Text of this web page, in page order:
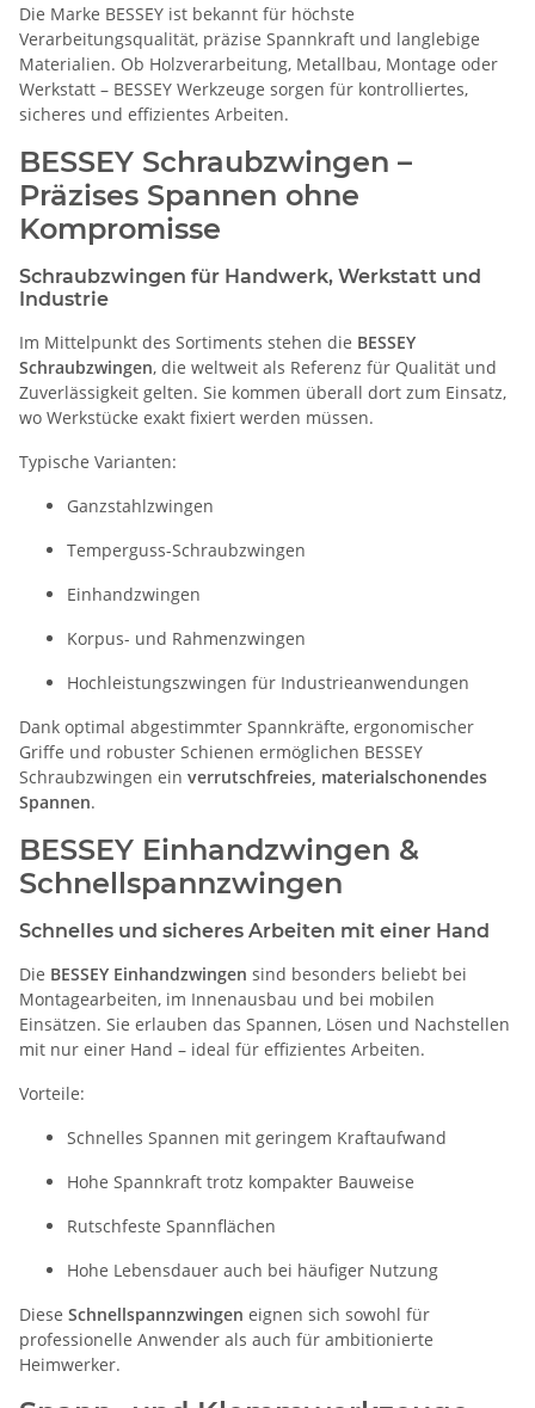
Die Marke BESSEY ist bekannt für höchste
Verarbeitungsqualität, präzise Spannkraft und langlebige
Materialien. Ob Holzverarbeitung, Metallbau, Montage oder
Werkstatt – BESSEY Werkzeuge sorgen für kontrolliertes,
sicheres und effizientes Arbeiten.
BESSEY Schraubzwingen –
Präzises Spannen ohne
Kompromisse
Schraubzwingen für Handwerk, Werkstatt und
Industrie
Im Mittelpunkt des Sortiments stehen die BESSEY
Schraubzwingen, die weltweit als Referenz für Qualität und
Zuverlässigkeit gelten. Sie kommen überall dort zum Einsatz,
wo Werkstücke exakt fixiert werden müssen.
Typische Varianten:
Ganzstahlzwingen
Temperguss-Schraubzwingen
Einhandzwingen
Korpus- und Rahmenzwingen
Hochleistungszwingen für Industrieanwendungen
Dank optimal abgestimmter Spannkräfte, ergonomischer
Griffe und robuster Schienen ermöglichen BESSEY
Schraubzwingen ein verrutschfreies, materialschonendes
Spannen.
BESSEY Einhandzwingen &
Schnellspannzwingen
Schnelles und sicheres Arbeiten mit einer Hand
Die BESSEY Einhandzwingen sind besonders beliebt bei
Montagearbeiten, im Innenausbau und bei mobilen
Einsätzen. Sie erlauben das Spannen, Lösen und Nachstellen
mit nur einer Hand – ideal für effizientes Arbeiten.
Vorteile:
Schnelles Spannen mit geringem Kraftaufwand
Hohe Spannkraft trotz kompakter Bauweise
Rutschfeste Spannflächen
Hohe Lebensdauer auch bei häufiger Nutzung
Diese Schnellspannzwingen eignen sich sowohl für
professionelle Anwender als auch für ambitionierte
Heimwerker.